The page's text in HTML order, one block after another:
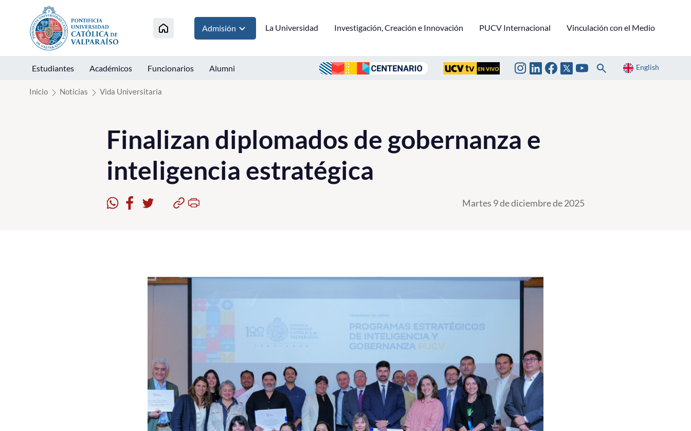
Click acá para ir directamente al contenido
Admisión La Universidad Investigación, Creación e Innovación PUCV Internacional Vinculación con el Medio
Estudiantes Académicos Funcionarios Alumni English
Inicio Noticias Vida Universitaria
Finalizan diplomados de gobernanza e
inteligencia estratégica
Martes 9 de diciembre de 2025